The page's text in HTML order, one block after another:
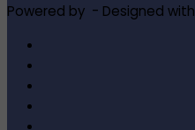
Powered by - Designed